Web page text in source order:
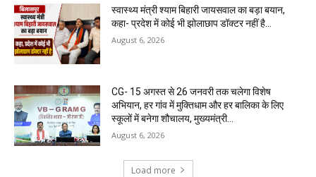
स्वास्थ्य मंत्री श्याम बिहारी जायसवाल का बड़ा बयान,
कहा- प्रदेश में कोई भी झोलाछाप डॉक्टर नहीं है…
August 6, 2026
CG- 15 अगस्त से 26 जनवरी तक चलेगा विशेष
अभियान, हर गांव में मुक्तिधाम और हर बालिका के लिए
स्कूलों में बनेगा शौचालय, मुख्यमंत्री...
August 6, 2026
Load more